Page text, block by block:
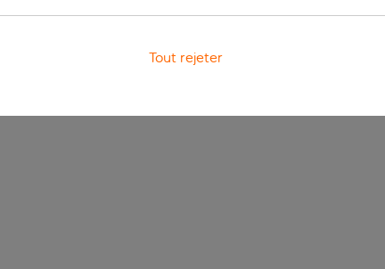
Tout rejeter